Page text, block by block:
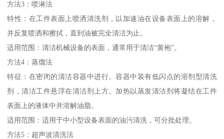
方法3：喷淋法
特性：在工件表面上喷洒清洗剂，以加速油在设备表面上的溶解，
并反复喷洒和擦拭，直到油被完全清洁为止。
适用范围：清洁机械设备的表面，通常用于清洁“黄袍”。
方法4：蒸馏法
特征：在密闭的清洁容器中进行。容器中装有低闪点的溶剂型清洗
剂，清洁工件悬浮在清洁剂上方。加热以蒸发清洁剂将凝结在工件
表面上的液体中并溶解油脂。
适用范围：适用于中小型设备表面的油污清洗，可分批处理。
方法5：超声波清洗法